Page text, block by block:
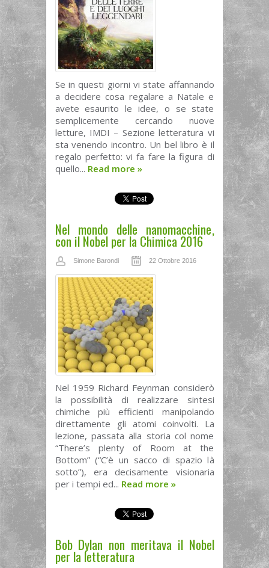
Se in questi giorni vi state affannando
a decidere cosa regalare a Natale e
avete esaurito le idee, o se state
semplicemente cercando nuove
letture, IMDI – Sezione letteratura vi
sta venendo incontro. Un bel libro è il
regalo perfetto: vi fa fare la figura di
quello... Read more »
Nel mondo delle nanomacchine,
con il Nobel per la Chimica 2016
Simone Barondi 22 Ottobre 2016
Nel 1959 Richard Feynman considerò
la possibilità di realizzare sintesi
chimiche più efficienti manipolando
direttamente gli atomi coinvolti. La
lezione, passata alla storia col nome
“There’s plenty of Room at the
Bottom” (“C’è un sacco di spazio là
sotto”), era decisamente visionaria
per i tempi ed... Read more »
Bob Dylan non meritava il Nobel
per la letteratura